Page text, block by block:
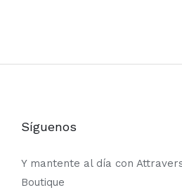
Síguenos
Y mantente al día con
Boutique